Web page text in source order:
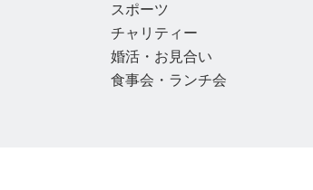
スポーツ
チャリティー
婚活・お見合い
食事会・ランチ会